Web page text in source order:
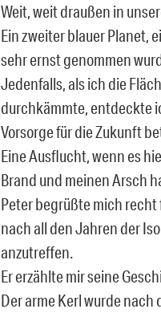
Weit, weit draußen in
Ein zweiter blauer Planet,
sehr ernst genommen
Jedenfalls, als ich die
durchkämmte, entdeckte
Vorsorge für die Zukunft
Eine Ausflucht, wenn es
Brand und meinen Arsch
Peter begrüßte mich
nach all den Jahren der
anzutreffen.
Er erzählte mir seine
Der arme Kerl wurde